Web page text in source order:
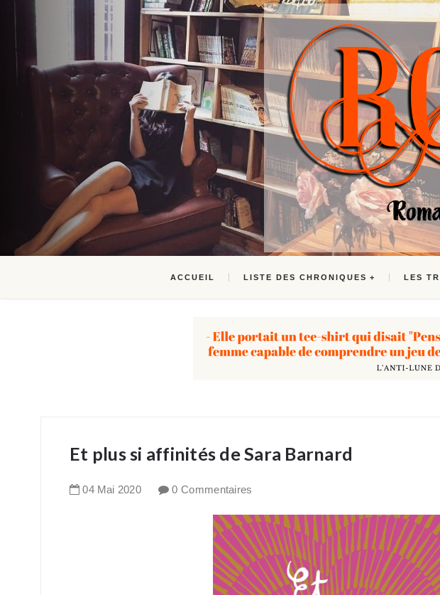
ACCUEIL LISTE DES CHRONIQUES LES
Et plus si affinités de Sara Barnard
04 Mai 2020 0 Commentaires